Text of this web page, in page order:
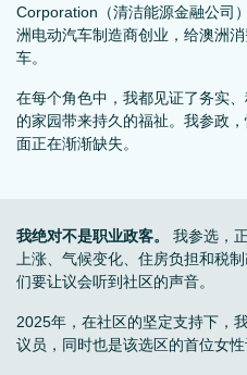
Corporation（清洁能源金融公司
洲电动汽车制造商创业，给澳洲
车。
在每个角色中，我都见证了务实
的家园带来持久的福祉。我参政
面正在渐渐缺失。
我绝对不是职业政客。
我参选，
上涨、气候变化、住房负担和税
们要让议会听到社区的声音。
2025年，在社区的坚定支持下，
议员，同时也是该选区的首位女性